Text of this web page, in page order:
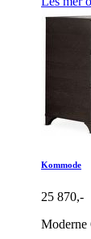
Kommode
25 870,-
Moderne